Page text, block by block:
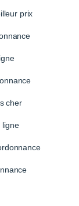
prix
cher
ligne